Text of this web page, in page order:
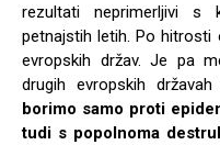
rezultati neprimerljivi s
petnajstih letih. Po hitrosti
evropskih držav. Je pa
drugih evropskih
borimo samo proti
tudi s popolnoma